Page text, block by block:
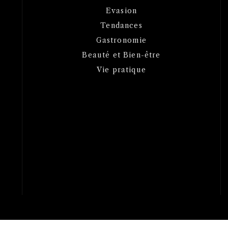
Evasion
Tendances
Gastronomie
Beauté et Bien-être
Vie pratique